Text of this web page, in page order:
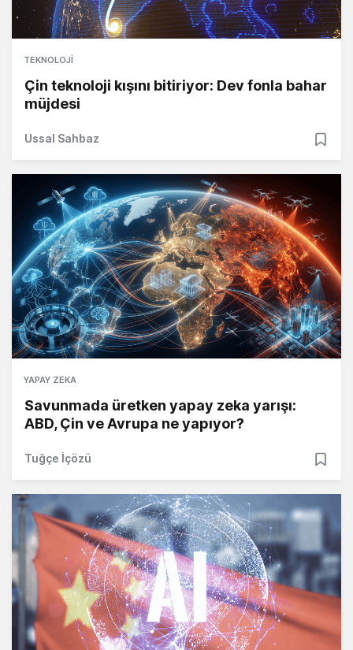
TEKNOLOJI
Çin teknoloji kışını bitiriyor: Dev fonla bahar
müjdesi
Ussal Sahbaz
YAPAY ZEKA
Savunmada üretken yapay zeka yarışı:
ABD, Çin ve Avrupa ne yapıyor?
Tuğçe İçözü